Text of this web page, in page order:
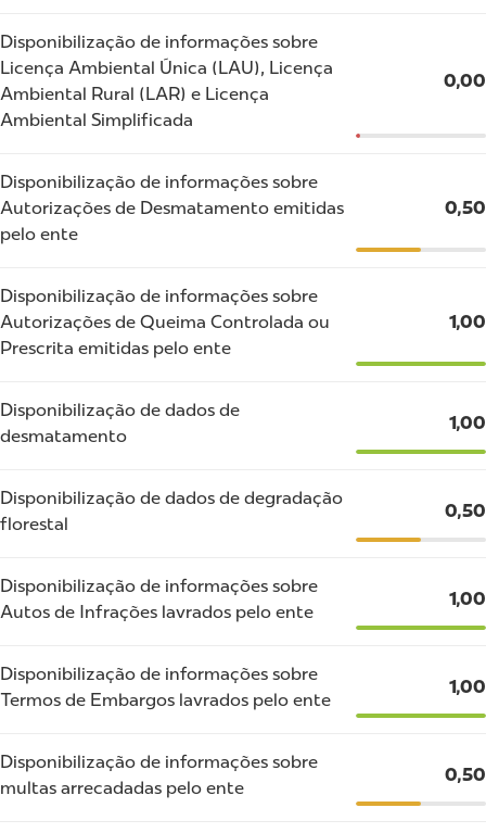
Disponibilização de informações sobre
Licença Ambiental Única (LAU), Licença
Ambiental Rural (LAR) e Licença
Ambiental Simplificada
0,00
Disponibilização de informações sobre
Autorizações de Desmatamento emitidas
pelo ente
0,50
Disponibilização de informações sobre
Autorizações de Queima Controlada ou
Prescrita emitidas pelo ente
1,00
Disponibilização de dados de
desmatamento
1,00
Disponibilização de dados de degradação
florestal
0,50
Disponibilização de informações sobre
Autos de Infrações lavrados pelo ente
1,00
Disponibilização de informações sobre
Termos de Embargos lavrados pelo ente
1,00
Disponibilização de informações sobre
multas arrecadadas pelo ente
0,50